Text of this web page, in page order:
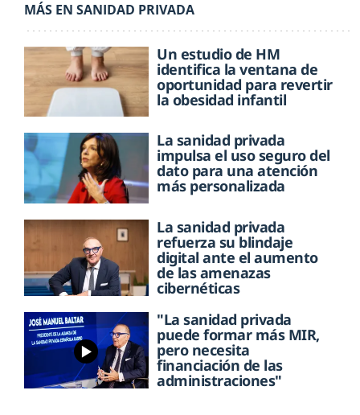
MÁS EN SANIDAD PRIVADA
Un estudio de HM
identifica la ventana de
oportunidad para revertir
la obesidad infantil
La sanidad privada
impulsa el uso seguro del
dato para una atención
más personalizada
La sanidad privada
refuerza su blindaje
digital ante el aumento
de las amenazas
cibernéticas
"La sanidad privada
puede formar más MIR,
pero necesita
financiación de las
administraciones"